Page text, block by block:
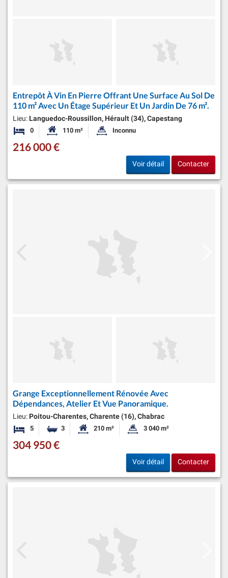
Entrepôt À Vin En Pierre Offrant Une Surface Au Sol De
110 m² Avec Un Étage Supérieur Et Un Jardin De 76 m².
Lieu: Languedoc-Roussillon, Hérault (34), Capestang
0 Chambres Surface habitable:
110 m² Superficie du terrain:
Inconnu
216 000 €
Voir détail Contacter
Grange Exceptionnellement Rénovée Avec
Dépendances, Atelier Et Vue Panoramique.
Lieu: Poitou-Charentes, Charente (16), Chabrac
5 Chambres
3 Salles de bainsSurface habitable:
210 m² Superficie du terrain:
3 040 m²
304 950 €
Voir détail Contacter